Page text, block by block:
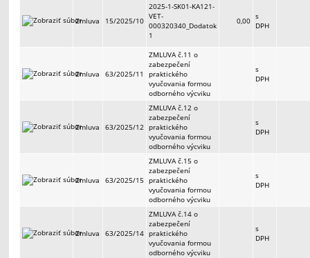
Zmluva 15/2025/10
2025-1-SK01-KA121-
VET-
000320340_Dodatok
1
0,00 s
DPH
Zmluva 63/2025/11
ZMLUVA č.11 o
zabezpečení
praktického
vyučovania formou
odborného výcviku
s
DPH
Zmluva 63/2025/12
ZMLUVA č.12 o
zabezpečení
praktického
vyučovania formou
odborného výcviku
s
DPH
Zmluva 63/2025/15
ZMLUVA č.15 o
zabezpečení
praktického
vyučovania formou
odborného výcviku
s
DPH
Zmluva 63/2025/14
ZMLUVA č.14 o
zabezpečení
praktického
vyučovania formou
odborného výcviku
s
DPH